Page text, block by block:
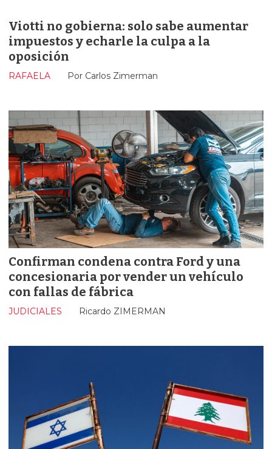
Viotti no gobierna: solo sabe aumentar
impuestos y echarle la culpa a la
oposición
Por Carlos Zimerman
RAFAELA
Confirman condena contra Ford y una
concesionaria por vender un vehículo
con fallas de fábrica
Ricardo ZIMERMAN
JUDICIALES